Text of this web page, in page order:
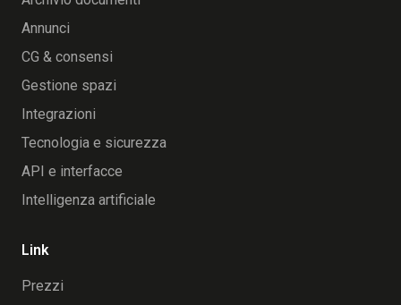
Annunci
CG & consensi
Gestione spazi
Integrazioni
Tecnologia e sicurezza
API e interfacce
Intelligenza artificiale
Link
Prezzi